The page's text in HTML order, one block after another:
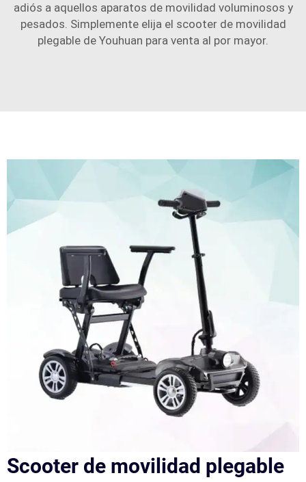
adiós a aquellos aparatos de movilidad voluminosos y
pesados. Simplemente elija el scooter de movilidad
plegable de Youhuan para venta al por mayor.
Scooter de movilidad plegable